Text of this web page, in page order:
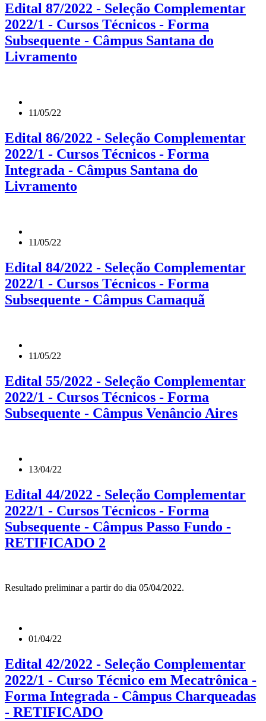
Edital 87/2022 - Seleção Complementar
2022/1 - Cursos Técnicos - Forma
Subsequente - Câmpus Santana do
Livramento
11/05/22
Edital 86/2022 - Seleção Complementar
2022/1 - Cursos Técnicos - Forma
Integrada - Câmpus Santana do
Livramento
11/05/22
Edital 84/2022 - Seleção Complementar
2022/1 - Cursos Técnicos - Forma
Subsequente - Câmpus Camaquã
11/05/22
Edital 55/2022 - Seleção Complementar
2022/1 - Cursos Técnicos - Forma
Subsequente - Câmpus Venâncio Aires
13/04/22
Edital 44/2022 - Seleção Complementar
2022/1 - Cursos Técnicos - Forma
Subsequente - Câmpus Passo Fundo -
RETIFICADO 2
Resultado preliminar a partir do dia 05/04/2022.
01/04/22
Edital 42/2022 - Seleção Complementar
2022/1 - Curso Técnico em Mecatrônica -
Forma Integrada - Câmpus Charqueadas
- RETIFICADO